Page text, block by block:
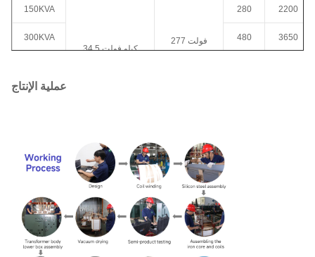
34.5 كيلو فولت
1247 جريدي/7200
4160GrdY/2400
أو غيرها
277 فولت
415GrdY/240
480GrdY/277
600Y/347
150KVA 280 2200
300KVA 480 3650
750KVA
2500KVA
3000KVA
عملية الإنتاج